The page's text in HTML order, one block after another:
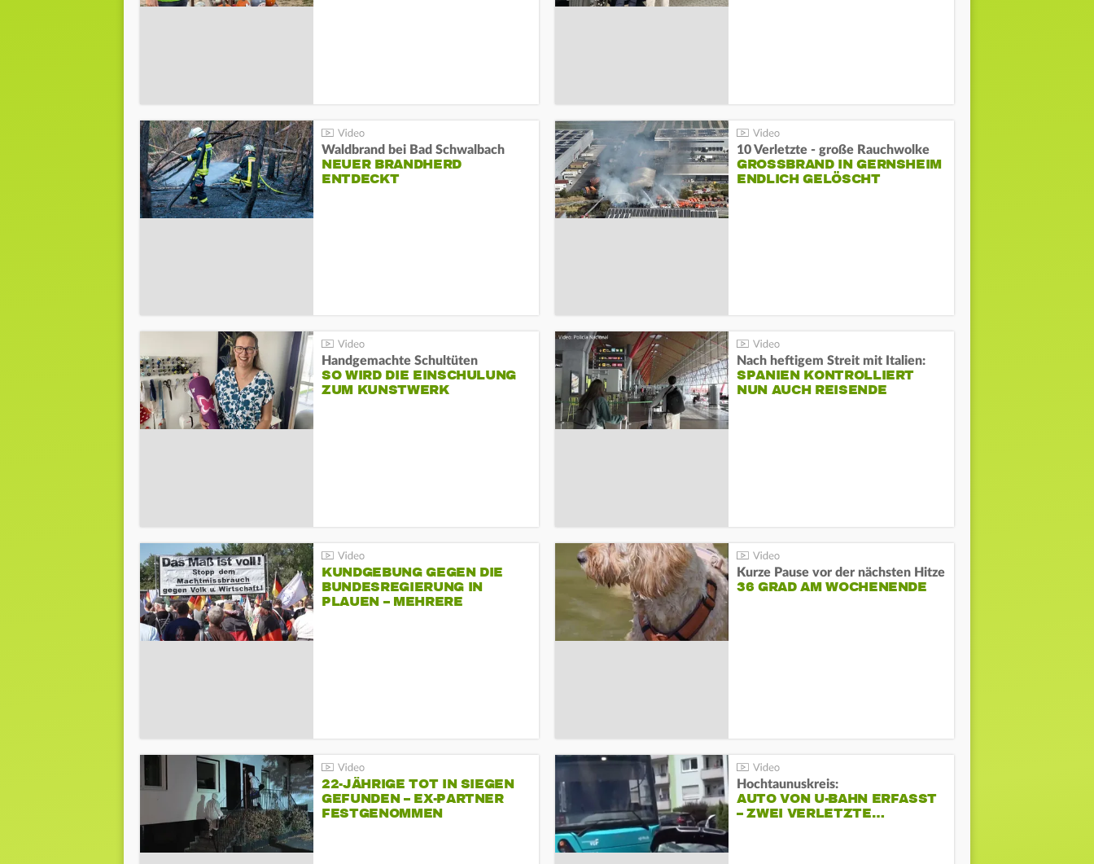
Waldbrand bei Bad Schwalbach
NEUER BRANDHERD
ENTDECKT
10 Verletzte - große Rauchwolke
GROSSBRAND IN GERNSHEIM E
NDLICH GELÖSCHT
Handgemachte Schultüten
SO WIRD DIE EINSCHULUNG
ZUM KUNSTWERK
Nach heftigem Streit mit Italien:
SPANIEN KONTROLLIERT
NUN AUCH REISENDE
KUNDGEBUNG GEGEN DIE
BUNDESREGIERUNG IN
PLAUEN – MEHRERE
Kurze Pause vor der nächsten Hitze
36 GRAD AM WOCHENENDE
22-JÄHRIGE TOT IN SIEGEN
GEFUNDEN – EX-PARTNER
FESTGENOMMEN
Hochtaunuskreis:
AUTO VON U-BAHN ERFASST
– ZWEI VERLETZTE…